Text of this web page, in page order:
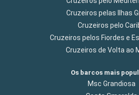
Cruzeiros pelas Ilhas
Cruzeiros pelo
Cruzeiros pelos Fiordes e
Cruzeiros de Volta ao
Os barcos mais
Msc Grandiosa